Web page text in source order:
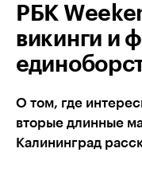
РБК
викинги и
О том, где
вторые длинные
Калининград